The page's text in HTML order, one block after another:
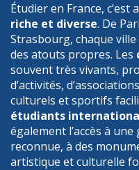
Étudier en France, c’est
riche et diverse. De
Strasbourg, chaque
des atouts propres. Les
souvent très vivants,
d’activités,
culturels et sportifs
étudiants
également l’accès à
reconnue, à des
artistique et culturelle